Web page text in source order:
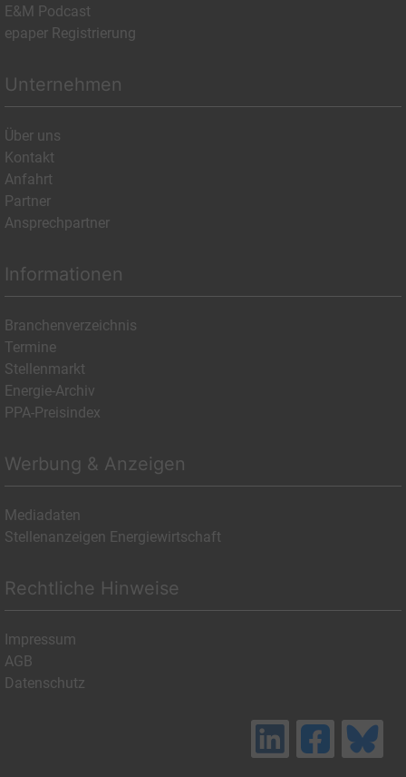
E&M Podcast
epaper Registrierung
Unternehmen
Über uns
Kontakt
Anfahrt
Partner
Ansprechpartner
Informationen
Branchenverzeichnis
Termine
Stellenmarkt
Energie-Archiv
PPA-Preisindex
Werbung & Anzeigen
Mediadaten
Stellenanzeigen Energiewirtschaft
Rechtliche Hinweise
Impressum
AGB
Datenschutz